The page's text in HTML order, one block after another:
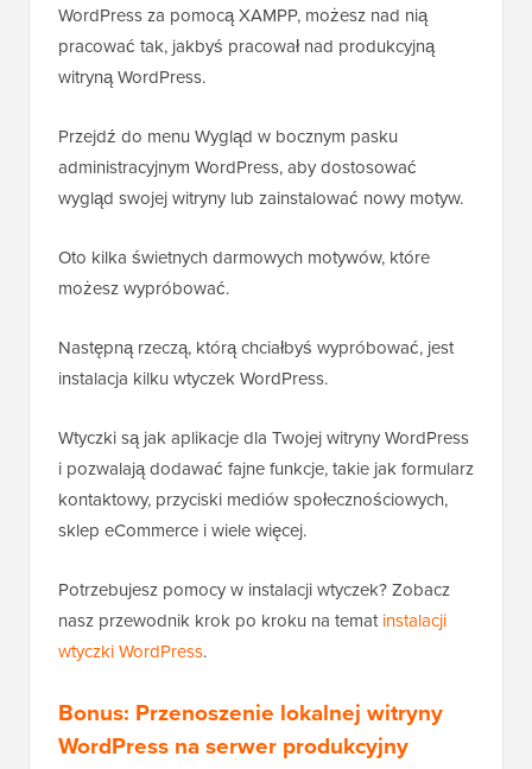
WordPress za pomocą XAMPP, możesz nad nią
pracować tak, jakbyś pracował nad produkcyjną
witryną WordPress.
Przejdź do menu Wygląd w bocznym pasku
administracyjnym WordPress, aby dostosować
wygląd swojej witryny lub zainstalować nowy motyw.
Oto kilka świetnych darmowych motywów, które
możesz wypróbować.
Następną rzeczą, którą chciałbyś wypróbować, jest
instalacja kilku wtyczek WordPress.
Wtyczki są jak aplikacje dla Twojej witryny WordPress
i pozwalają dodawać fajne funkcje, takie jak formularz
kontaktowy, przyciski mediów społecznościowych,
sklep eCommerce i wiele więcej.
Potrzebujesz pomocy w instalacji wtyczek? Zobacz
nasz przewodnik krok po kroku na tematinstalacji
wtyczki WordPress.
Bonus: Przenoszenie lokalnej witryny
WordPress na serwer produkcyjny